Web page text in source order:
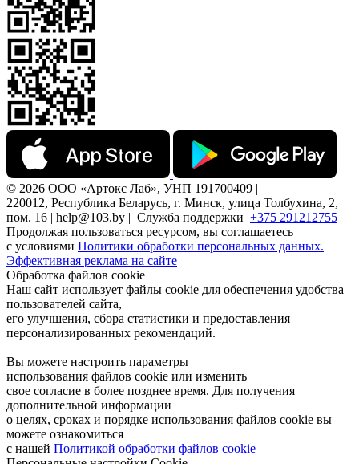
© 2026 ООО «Артокс Лаб», УНП 191700409 |
220012, Республика Беларусь, г. Минск, улица Толбухина, 2,
пом. 16 | help@103.by | Служба поддержки +375 291212755
Продолжая пользоваться ресурсом, вы соглашаетесь
с условиями Политики обработки персональных данных.
Эффективная реклама на сайте
Обработка файлов cookie
Наш сайт использует файлы cookie для обеспечения удобства
пользователей сайта,
его улучшения, сбора статистики и предоставления
персонализированных рекомендаций.
Вы можете настроить параметры
использования файлов cookie или изменить
свое согласие в более позднее время. Для получения
дополнительной информации
о целях, сроках и порядке использования файлов cookie вы
можете ознакомиться
с нашей Политикой обработки файлов cookie